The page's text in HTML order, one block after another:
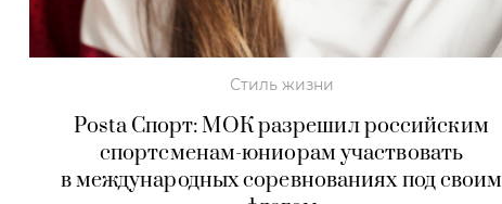
Стиль жизни
Posta Спорт: МОК разрешил российским
спортсменам-юниорам участвовать
в международных соревнованиях под своим